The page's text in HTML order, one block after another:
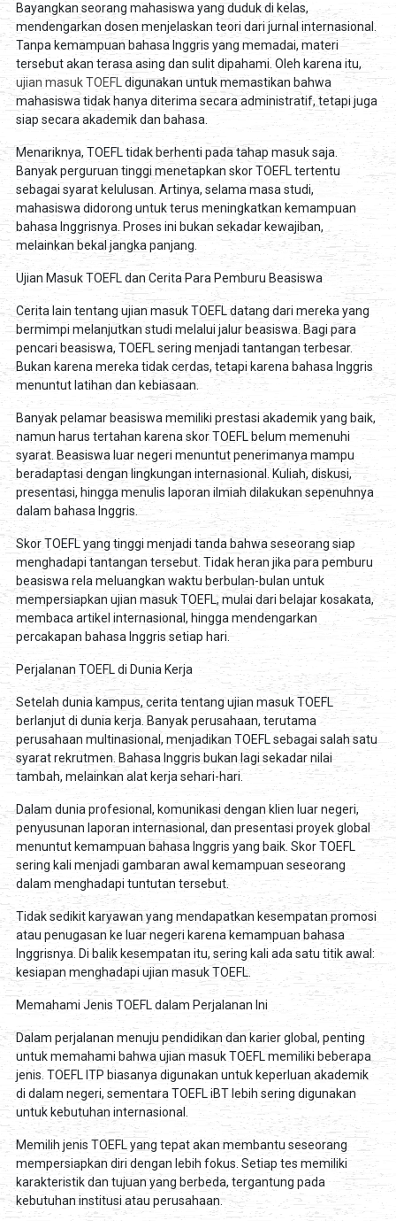
Bayangkan seorang mahasiswa yang duduk di kelas,
mendengarkan dosen menjelaskan teori dari jurnal internasional.
Tanpa kemampuan bahasa Inggris yang memadai, materi
tersebut akan terasa asing dan sulit dipahami. Oleh karena itu,
ujian masuk TOEFLdigunakan untuk memastikan bahwa
mahasiswa tidak hanya diterima secara administratif, tetapi juga
siap secara akademik dan bahasa.
Menariknya, TOEFL tidak berhenti pada tahap masuk saja.
Banyak perguruan tinggi menetapkan skor TOEFL tertentu
sebagai syarat kelulusan. Artinya, selama masa studi,
mahasiswa didorong untuk terus meningkatkan kemampuan
bahasa Inggrisnya. Proses ini bukan sekadar kewajiban,
melainkan bekal jangka panjang.
Ujian Masuk TOEFL dan Cerita Para Pemburu Beasiswa
Cerita lain tentang ujian masuk TOEFL datang dari mereka yang
bermimpi melanjutkan studi melalui jalur beasiswa. Bagi para
pencari beasiswa, TOEFL sering menjadi tantangan terbesar.
Bukan karena mereka tidak cerdas, tetapi karena bahasa Inggris
menuntut latihan dan kebiasaan.
Banyak pelamar beasiswa memiliki prestasi akademik yang baik,
namun harus tertahan karena skor TOEFL belum memenuhi
syarat. Beasiswa luar negeri menuntut penerimanya mampu
beradaptasi dengan lingkungan internasional. Kuliah, diskusi,
presentasi, hingga menulis laporan ilmiah dilakukan sepenuhnya
dalam bahasa Inggris.
Skor TOEFL yang tinggi menjadi tanda bahwa seseorang siap
menghadapi tantangan tersebut. Tidak heran jika para pemburu
beasiswa rela meluangkan waktu berbulan-bulan untuk
mempersiapkan ujian masuk TOEFL, mulai dari belajar kosakata,
membaca artikel internasional, hingga mendengarkan
percakapan bahasa Inggris setiap hari.
Perjalanan TOEFL di Dunia Kerja
Setelah dunia kampus, cerita tentang ujian masuk TOEFL
berlanjut di dunia kerja. Banyak perusahaan, terutama
perusahaan multinasional, menjadikan TOEFL sebagai salah satu
syarat rekrutmen. Bahasa Inggris bukan lagi sekadar nilai
tambah, melainkan alat kerja sehari-hari.
Dalam dunia profesional, komunikasi dengan klien luar negeri,
penyusunan laporan internasional, dan presentasi proyek global
menuntut kemampuan bahasa Inggris yang baik. Skor TOEFL
sering kali menjadi gambaran awal kemampuan seseorang
dalam menghadapi tuntutan tersebut.
Tidak sedikit karyawan yang mendapatkan kesempatan promosi
atau penugasan ke luar negeri karena kemampuan bahasa
Inggrisnya. Di balik kesempatan itu, sering kali ada satu titik awal:
kesiapan menghadapi ujian masuk TOEFL.
Memahami Jenis TOEFL dalam Perjalanan Ini
Dalam perjalanan menuju pendidikan dan karier global, penting
untuk memahami bahwa ujian masuk TOEFL memiliki beberapa
jenis. TOEFL ITP biasanya digunakan untuk keperluan akademik
di dalam negeri, sementara TOEFL iBT lebih sering digunakan
untuk kebutuhan internasional.
Memilih jenis TOEFL yang tepat akan membantu seseorang
mempersiapkan diri dengan lebih fokus. Setiap tes memiliki
karakteristik dan tujuan yang berbeda, tergantung pada
kebutuhan institusi atau perusahaan.